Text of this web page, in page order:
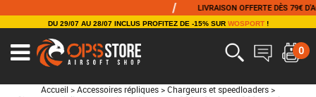
LIVRAISON OFFERTE DÈS 79€
DU 29/07 AU 28/07 INCLUS PROFITEZ DE -15% SUR WOSPORT!
0
Accueil > Accessoires répliques > Chargeurs et speedloaders >